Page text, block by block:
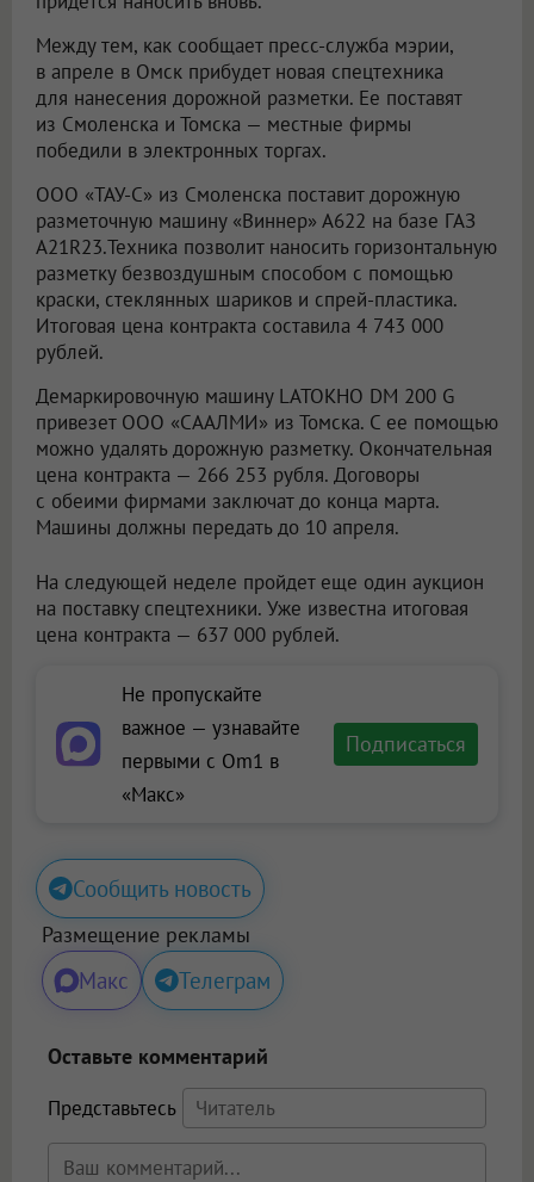
Между тем, как сообщает пресс-служба мэрии,
в апреле в Омск прибудет новая спецтехника
для нанесения дорожной разметки. Ее поставят
из Смоленска и Томска — местные фирмы
победили в электронных торгах.
ООО «ТАУ-С» из Смоленска поставит дорожную
разметочную машину «Виннер» А622 на базе ГАЗ
А21R23.Техника позволит наносить горизонтальную
разметку безвоздушным способом с помощью
краски, стеклянных шариков и спрей-пластика.
Итоговая цена контракта составила 4 743 000
рублей.
Демаркировочную машину LATOKHO DM 200 G
привезет ООО «СААЛМИ» из Томска. С ее помощью
можно удалять дорожную разметку. Окончательная
цена контракта — 266 253 рубля. Договоры
с обеими фирмами заключат до конца марта.
Машины должны передать до 10 апреля.
На следующей неделе пройдет еще один аукцион
на поставку спецтехники. Уже известна итоговая
цена контракта — 637 000 рублей.
Не пропускайте
важное — узнавайте
первыми с Om1 в
«Макс»
Подписаться
Сообщить новость
Размещение рекламы
Макс Телеграм
Оставьте комментарий
Представьтесь